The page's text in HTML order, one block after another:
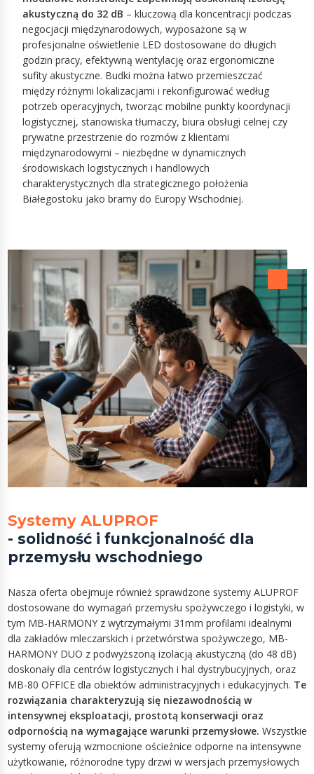
akustyczną do 32 dB – kluczową dla koncentracji podczas
negocjacji międzynarodowych, wyposażone są w
profesjonalne oświetlenie LED dostosowane do długich
godzin pracy, efektywną wentylację oraz ergonomiczne
sufity akustyczne. Budki można łatwo przemieszczać
między różnymi lokalizacjami i rekonfigurować według
potrzeb operacyjnych, tworząc mobilne punkty koordynacji
logistycznej, stanowiska tłumaczy, biura obsługi celnej czy
prywatne przestrzenie do rozmów z klientami
międzynarodowymi – niezbędne w dynamicznych
środowiskach logistycznych i handlowych
charakterystycznych dla strategicznego położenia
Białegostoku jako bramy do Europy Wschodniej.
Systemy ALUPROF
- solidność i funkcjonalność dla
przemysłu wschodniego
Nasza oferta obejmuje również sprawdzone systemy ALUPROF
dostosowane do wymagań przemysłu spożywczego i logistyki, w
tym MB-HARMONY z wytrzymałymi 31mm profilami idealnymi
dla zakładów mleczarskich i przetwórstwa spożywczego, MB-
HARMONY DUO z podwyższoną izolacją akustyczną (do 48 dB)
doskonały dla centrów logistycznych i hal dystrybucyjnych, oraz
MB-80 OFFICE dla obiektów administracyjnych i edukacyjnych. Te
rozwiązania charakteryzują się niezawodnością w
intensywnej eksploatacji, prostotą konserwacji oraz
odpornością na wymagające warunki przemysłowe. Wszystkie
systemy oferują wzmocnione ościeżnice odporne na intensywne
użytkowanie, różnorodne typy drzwi w wersjach przemysłowych